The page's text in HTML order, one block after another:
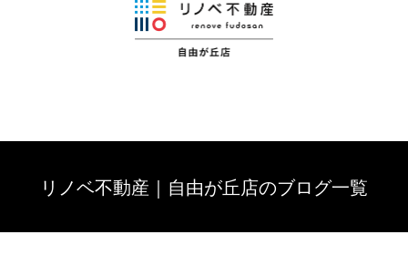
リノベ不動産｜自由が丘店のブログ一覧